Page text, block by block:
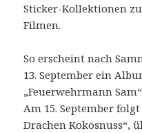
Sticker-Kollektionen
Filmen.
So erscheint nach
13. September ein
„Feuerwehrmann
Am 15. September
Drachen Kokosnuss“,